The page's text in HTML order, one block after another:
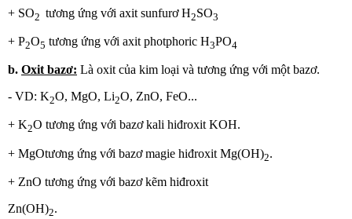
+ SO2 tương ứng với axit sunfurơ H2SO3
+ P2O5 tương ứng với axit photphoric H3PO4
b. Oxit bazơ: Là oxit của kim loại và tương ứng với một bazơ.
- VD: K2O, MgO, Li2O, ZnO, FeO...
+ K2O tương ứng với bazơ kali hiđroxit KOH.
+ MgOtương ứng với bazơ magie hiđroxit Mg(OH)2.
+ ZnO tương ứng với bazơ kẽm hiđroxit
Zn(OH)2.